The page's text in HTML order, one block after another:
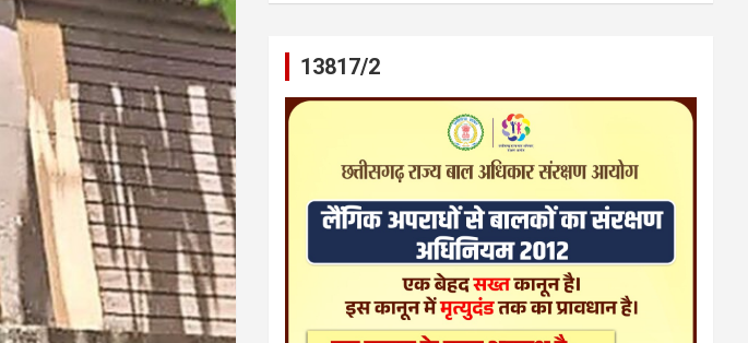
13817/2